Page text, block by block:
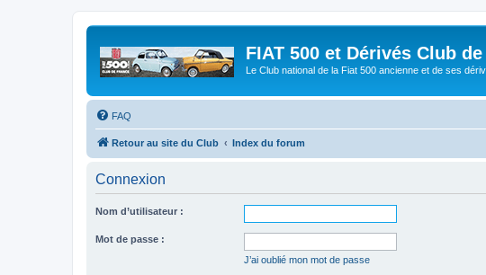
FIAT 500 et Dérivés Club
Le Club national de la Fiat 500 ancienne et de ses
FAQ
Retour au site du Club Index du forum
Connexion
Nom d’utilisateur :
Mot de passe :
J’ai oublié mon mot de passe